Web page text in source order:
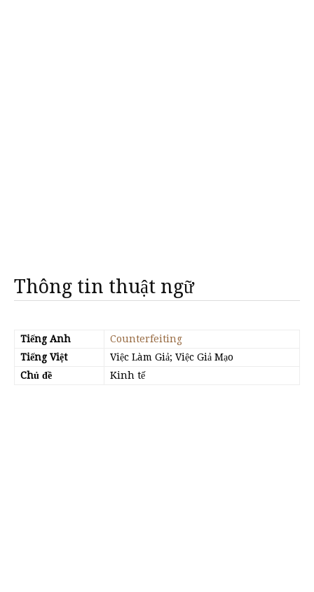
Thông tin thuật ngữ
Tiếng Anh
Counterfeiting
Tiếng Việt
Việc Làm Giả; Việc Giả Mạo
Chủ đề
Kinh tế